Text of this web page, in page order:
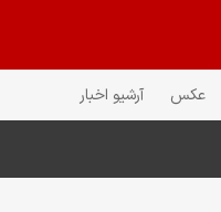
عکس آرشیو اخبار